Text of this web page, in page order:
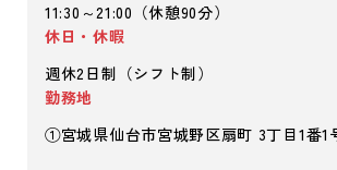
11:30～21:00（休憩90分）
休日・休暇
週休2日制（シフト制）
勤務地
①宮城県仙台市宮城野区扇町 3丁目1番1